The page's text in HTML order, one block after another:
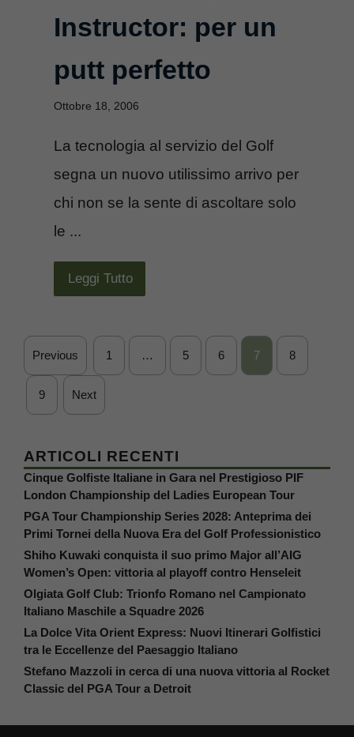
Instructor: per un
putt perfetto
Ottobre 18, 2006
La tecnologia al servizio del Golf
segna un nuovo utilissimo arrivo per
chi non se la sente di ascoltare solo
le ...
Leggi Tutto
Previous 1 … 5 6 7 8
9 Next
ARTICOLI RECENTI
Cinque Golfiste Italiane in Gara nel Prestigioso PIF
London Championship del Ladies European Tour
PGA Tour Championship Series 2028: Anteprima dei
Primi Tornei della Nuova Era del Golf Professionistico
Shiho Kuwaki conquista il suo primo Major all’AIG
Women’s Open: vittoria al playoff contro Henseleit
Olgiata Golf Club: Trionfo Romano nel Campionato
Italiano Maschile a Squadre 2026
La Dolce Vita Orient Express: Nuovi Itinerari Golfistici
tra le Eccellenze del Paesaggio Italiano
Stefano Mazzoli in cerca di una nuova vittoria al Rocket
Classic del PGA Tour a Detroit